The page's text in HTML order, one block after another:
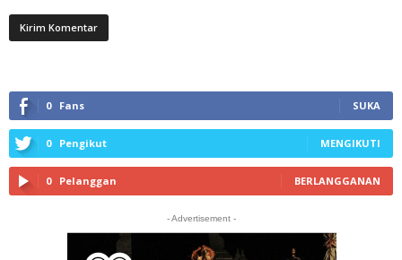
0 Fans SUKA
0 Pengikut MENGIKUTI
0 Pelanggan BERLANGGANAN
- Advertisement -